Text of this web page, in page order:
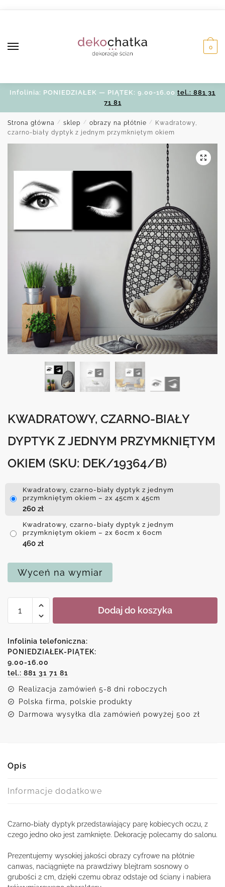
0
Infolinia: PONIEDZIAŁEK — PIĄTEK: 9.00-16.00 tel.: 881 31
71 81
Strona główna / sklep / obrazy na płótnie /
Kwadratowy,
czarno-biały dyptyk z jednym przymkniętym okiem
KWADRATOWY, CZARNO-BIAŁY
DYPTYK Z JEDNYM PRZYMKNIĘTYM
OKIEM (SKU: DEK/19364/B)
Kwadratowy, czarno-biały dyptyk z jednym
przymkniętym okiem – 2x 45cm x 45cm
260 zł
Kwadratowy, czarno-biały dyptyk z jednym
przymkniętym okiem – 2x 60cm x 60cm
460 zł
Wyceń na wymiar
Kwadratowy,
biały
dyptyk
z
jednym
przymkniętym
okiem
Dodaj do koszyka
Infolinia telefoniczna:
PONIEDZIAŁEK-PIĄTEK:
9.00-16.00
tel.: 881 31 71 81
Realizacja zamówień 5-8 dni roboczych
Polska firma, polskie produkty
Darmowa wysyłka dla zamówień powyżej 500 zł
Opis
Informacje dodatkowe
Czarno-biały dyptyk przedstawiający parę kobiecych oczu, z
czego jedno oko jest zamknięte. Dekorację polecamy do salonu.
Prezentujemy wysokiej jakości obrazy cyfrowe na płótnie
canwas, naciągnięte na prawdziwy blejtram sosnowy o
grubości 2 cm, dzięki czemu obraz odstaje od ściany i nabiera